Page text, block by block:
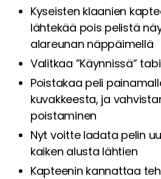
Kyseisten klaanien
lähtekää pois pelistä
alareunan näppäimellä
Valitkaa ”Käynnissä” tabi
Poistakaa peli
kuvakkeesta, ja
poistaminen
Nyt voitte ladata pelin
kaiken alusta lähtien
Kapteenin kannattaa